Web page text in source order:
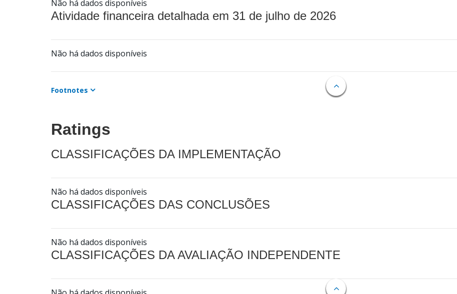
Não há dados disponíveis
Atividade financeira detalhada em 31 de julho de 2026
Não há dados disponíveis
Footnotes
Ratings
CLASSIFICAÇÕES DA IMPLEMENTAÇÃO
Não há dados disponíveis
CLASSIFICAÇÕES DAS CONCLUSÕES
Não há dados disponíveis
CLASSIFICAÇÕES DA AVALIAÇÃO INDEPENDENTE